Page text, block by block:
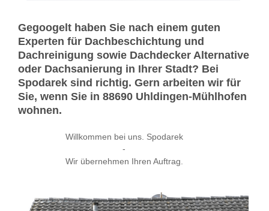
Gegoogelt haben Sie nach einem guten
Experten für Dachbeschichtung und
Dachreinigung sowie Dachdecker Alternative
oder Dachsanierung in Ihrer Stadt? Bei
Spodarek sind richtig. Gern arbeiten wir für
Sie, wenn Sie in 88690 Uhldingen-Mühlhofen
wohnen.
Willkommen bei uns. Spodarek
-
Wir übernehmen Ihren Auftrag.